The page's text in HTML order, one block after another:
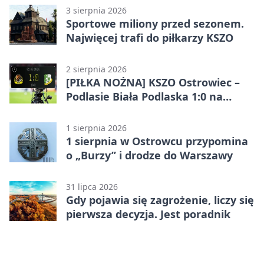
3 sierpnia 2026
Sportowe miliony przed sezonem.
Najwięcej trafi do piłkarzy KSZO
2 sierpnia 2026
[PIŁKA NOŻNA] KSZO Ostrowiec –
Podlasie Biała Podlaska 1:0 na
(Grupa IV)
1 sierpnia 2026
1 sierpnia w Ostrowcu przypomina
o „Burzy” i drodze do Warszawy
31 lipca 2026
Gdy pojawia się zagrożenie, liczy się
pierwsza decyzja. Jest poradnik